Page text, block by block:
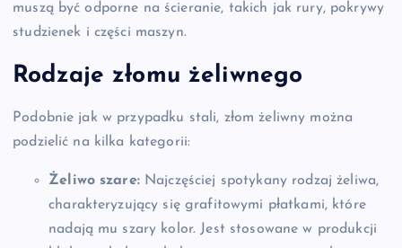
muszą być odporne na ścieranie, takich jak rury, pokrywy
studzienek i części maszyn.
Rodzaje złomu żeliwnego
Podobnie jak w przypadku stali, złom żeliwny można
podzielić na kilka kategorii:
Żeliwo szare:Najczęściej spotykany rodzaj żeliwa,
charakteryzujący się grafitowymi płatkami, które
nadają mu szary kolor. Jest stosowane w produkcji